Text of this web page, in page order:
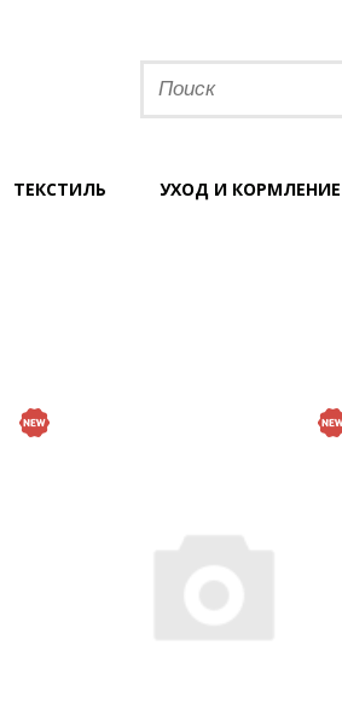
ТЕКСТИЛЬ УХОД И КОРМЛЕНИЕ